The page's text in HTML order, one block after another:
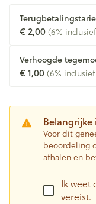
€ 2,00(6%
Verhoogde
€ 1,00(6%
Voor dit
beoordeling
afhalen en
Ik weet
vereist.